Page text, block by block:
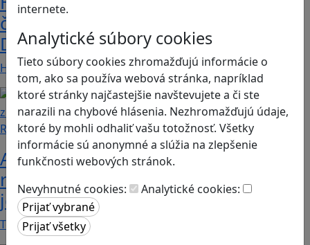
internete.
Analytické súbory cookies
Tieto súbory cookies zhromažďujú informácie o
tom, ako sa používa webová stránka, napríklad
ktoré stránky najčastejšie navštevujete a či ste
narazili na chybové hlásenia. Nezhromažďujú údaje,
ktoré by mohli odhaliť vašu totožnosť. Všetky
informácie sú anonymné a slúžia na zlepšenie
funkčnosti webových stránok.
Nevyhnutné cookies:
Analytické cookies:
časov, keď Rímska ríša siahala až po
Dunaj
Heritage Quest AR je mobilná hra, ktorá ponúka…
Recenzie
Ako ovplyvnil komunistický režim
rodinné vzťahy? To zistíte v hre „Kto
je Helena?“.
Teta Helena je v rodine jedno veľké tabu a len…